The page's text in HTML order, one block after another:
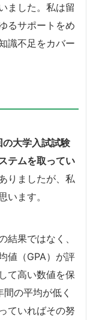
ました。私は留
るサポートをめ
識不足をカバー
大学入試試験
テムを取ってい
りましたが、私
います。
結果ではなく、
値（GPA）が評
て高い数値を保
の平均が低く
ていればその努